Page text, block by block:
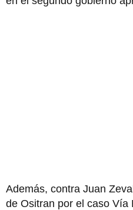
Además, contra Juan
de Ositran por el caso Vía